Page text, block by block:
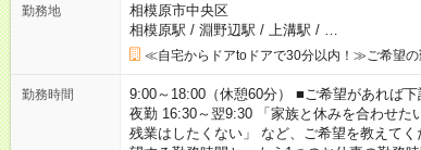
勤務地
相模原市中央区
相模原駅 / 淵野辺駅 / 上溝駅 /
≪自宅からドアtoドアで30分以内！≫ご希望の
勤務時間
9:00～18:00（休憩60分） ■ご希望があれば
夜勤 16:30～翌9:30 「家族と休みを合わせ
残業はしたくない」 など、ご希望を教えて